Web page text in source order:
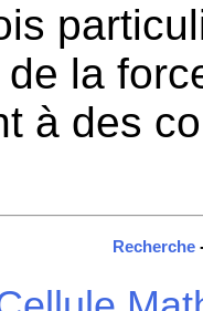
la
à des
Recherche